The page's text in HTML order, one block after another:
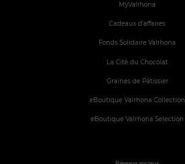
MyValrhona
Cadeaux d'affaires
Fonds Solidaire Valrhona
La Cité du Chocolat
Graines de Pâtissier
eBoutique Valrhona Collection
eBoutique Valrhona Selection